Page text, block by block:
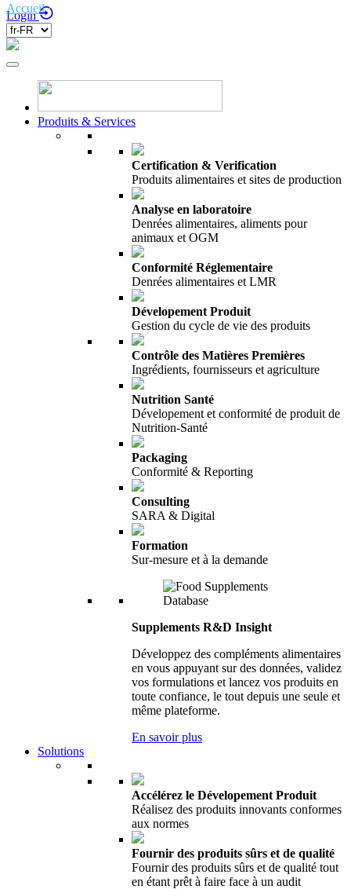
Login
Produits & Services
Certification & Verification
Produits alimentaires et sites de production
Analyse en laboratoire
Denrées alimentaires, aliments pour
animaux et OGM
Conformité Réglementaire
Denrées alimentaires et LMR
Dévelopement Produit
Gestion du cycle de vie des produits
Contrôle des Matières Premières
Ingrédients, fournisseurs et agriculture
Nutrition Santé
Dévelopement et conformité de produit de
Nutrition-Santé
Packaging
Conformité & Reporting
Consulting
SARA & Digital
Formation
Sur-mesure et à la demande
Supplements R&D Insight
Développez des compléments alimentaires
en vous appuyant sur des données, validez
vos formulations et lancez vos produits en
toute confiance, le tout depuis une seule et
même plateforme.
En savoir plus
Solutions
Accélérez le Dévelopement Produit
Réalisez des produits innovants conformes
aux normes
Fournir des produits sûrs et de qualité
Fournir des produits sûrs et de qualité tout
en étant prêt à faire face à un audit
Accueil/